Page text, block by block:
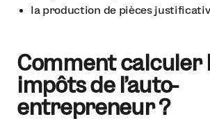
la production de pièces
Comment calculer
impôts de l’auto-
entrepreneur ?